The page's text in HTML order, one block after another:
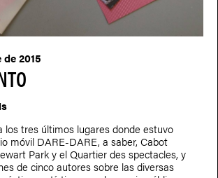
2015
los tres últimos lugares donde estuvo
móvil DARE-DARE, a saber, Cabot
Park y el Quartier des spectacles, y
de cinco autores sobre las diversas